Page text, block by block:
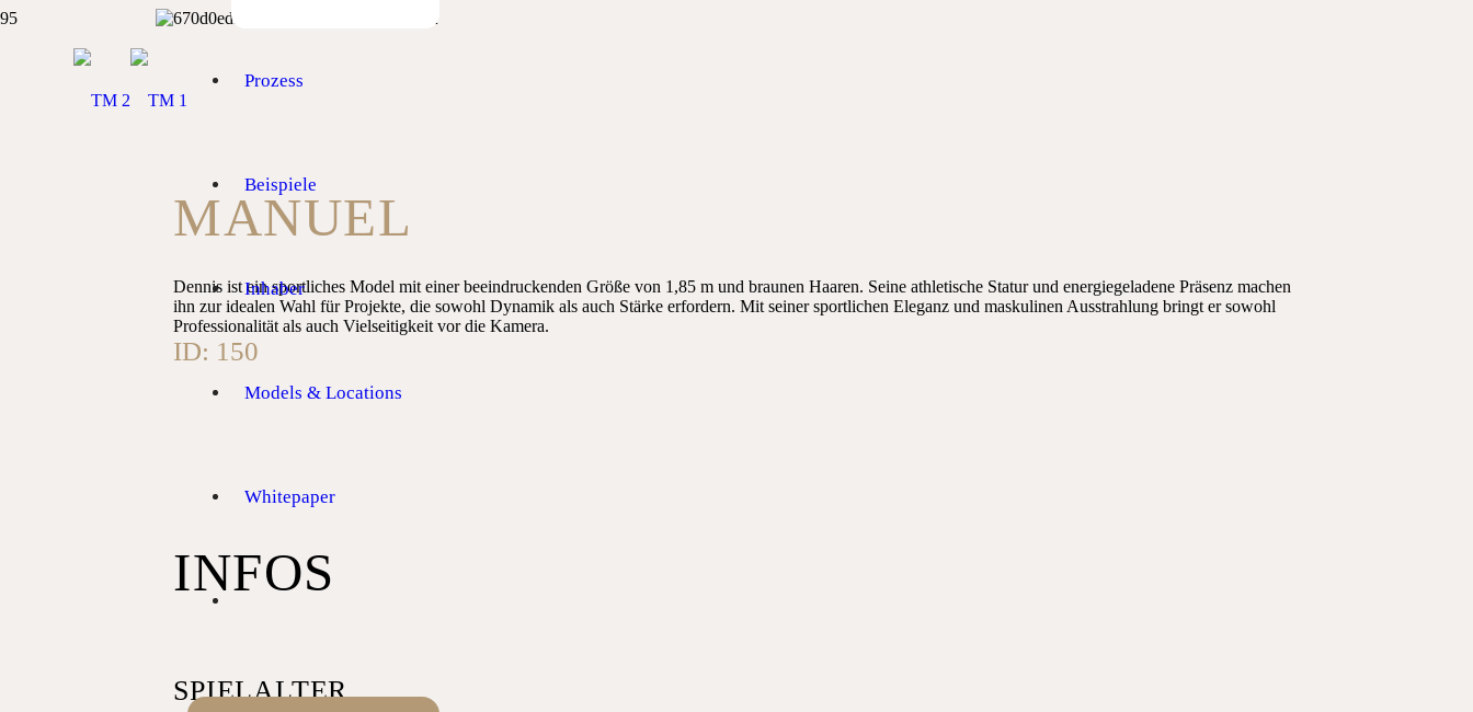
Prozess
Beispiele
Inhaber
Models & Locations
Whitepaper
MANUEL
Dennis ist ein sportliches Model mit einer beeindruckenden Größe von 1,85 m und braunen Haaren. Seine athletische Statur und energiegeladene Präsenz machen
ihn zur idealen Wahl für Projekte, die sowohl Dynamik als auch Stärke erfordern. Mit seiner sportlichen Eleganz und maskulinen Ausstrahlung bringt er sowohl
Professionalität als auch Vielseitigkeit vor die Kamera.
ID: 150
INFOS
SPIELALTER